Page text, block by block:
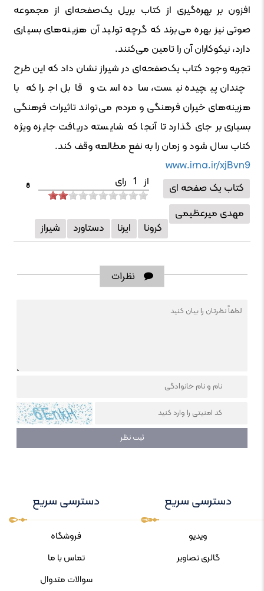
افزون بر بهره‌گیری از کتاب بریل یک‌صفحه‌ای از مجموعه
صوتی نیز بهره می‌برند که گرچه تولید آن هزینه‌های بسیاری
دارد، نیکوکاران آن را تامین می‌کنند.
تجربه وجود کتاب یک‌صفحه‌ای در شیراز نشان داد که این طرح
چندان پیچیده نیست، ساده است و قابل اجرا که با
هزینه‌های خیران فرهنگی و مردم می‌تواند تاثیرات فرهنگی
بسیاری بر جای گذارد تا آنجا که شایسته دریافت جایزه ویژه
کتاب سال شود و زمان را به نفع مطالعه وقف کند.
www.irna.ir/xjBvn9
از 1 رای 8
کتاب یک صفحه ای
مهدی میرعظیمی
کرونا
ایرنا دستاورد شیراز
نظرات
دسترسی سریع
ویدیو
گالری تصاویر
دسترسی سریع
فروشگاه
تماس با ما
سوالات متدوال